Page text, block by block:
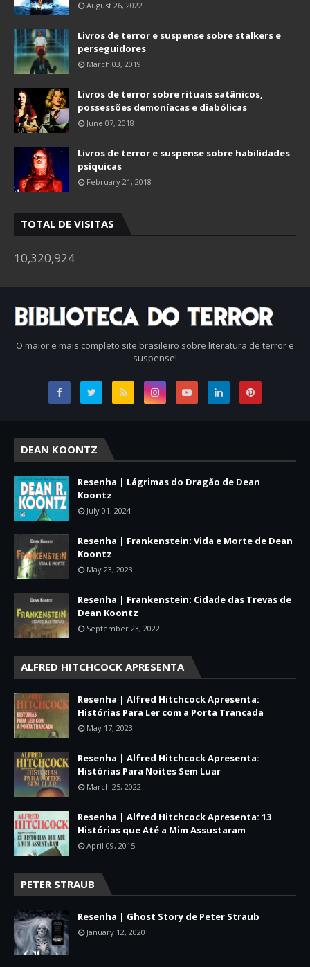
August 26, 2022
Livros de terror e suspense sobre stalkers e
perseguidores
March 03, 2019
Livros de terror sobre rituais satânicos,
possessões demoníacas e diabólicas
June 07, 2018
Livros de terror e suspense sobre habilidades
psíquicas
February 21, 2018
TOTAL DE VISITAS
10,320,924
O maior e mais completo site brasileiro sobre literatura de terror e
suspense!
DEAN KOONTZ
Resenha | Lágrimas do Dragão de Dean
Koontz
July 01, 2024
Resenha | Frankenstein: Vida e Morte de Dean
Koontz
May 23, 2023
Resenha | Frankenstein: Cidade das Trevas de
Dean Koontz
September 23, 2022
ALFRED HITCHCOCK APRESENTA
Resenha | Alfred Hitchcock Apresenta:
Histórias Para Ler com a Porta Trancada
May 17, 2023
Resenha | Alfred Hitchcock Apresenta:
Histórias Para Noites Sem Luar
March 25, 2022
Resenha | Alfred Hitchcock Apresenta: 13
Histórias que Até a Mim Assustaram
April 09, 2015
PETER STRAUB
Resenha | Ghost Story de Peter Straub
January 12, 2020